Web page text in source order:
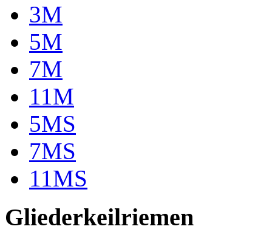
3M
5M
7M
11M
5MS
7MS
11MS
Gliederkeilriemen